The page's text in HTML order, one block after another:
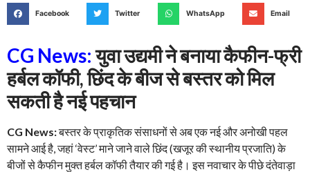
Facebook Twitter WhatsApp Email
CG News:युवा उद्यमी ने बनाया कैफीन-फ्री
हर्बल कॉफी, छिंद के बीज से बस्तर को मिल
सकती है नई पहचान
CG News:बस्तर के प्राकृतिक संसाधनों से अब एक नई और अनोखी पहल
सामने आई है, जहां ‘वेस्ट’ माने जाने वाले छिंद (खजूर की स्थानीय प्रजाति) के
बीजों से कैफीन मुक्त हर्बल कॉफी तैयार की गई है। इस नवाचार के पीछे दंतेवाड़ा